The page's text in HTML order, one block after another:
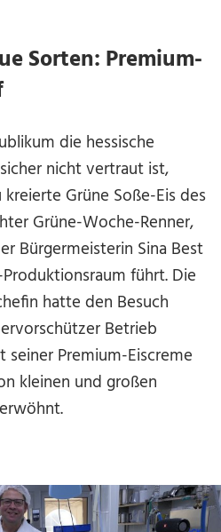
Sorten: Premium-
die hessische
nicht vertraut ist,
Grüne Soße-Eis des
Grüne-Woche-Renner,
Bürgermeisterin Sina Best
führt. Die
hatte den Besuch
Betrieb
Premium-Eiscreme
kleinen und großen